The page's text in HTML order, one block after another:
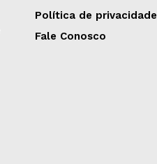
Política de privacidade
Fale Conosco